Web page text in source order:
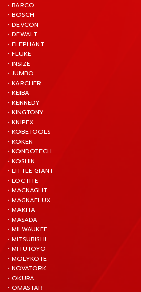
• BARCO
• BOSCH
• DEVCON
• DEWALT
• ELEPHANT
• FLUKE
• INSIZE
• JUMBO
• KARCHER
• KEIBA
• KENNEDY
• KINGTONY
• KNIPEX
• KOBETOOLS
• KOKEN
• KONDOTECH
• KOSHIN
• LITTLE GIANT
• LOCTITE
• MACNAGHT
• MAGNAFLUX
• MAKITA
• MASADA
• MILWAUKEE
• MITSUBISHI
• MITUTOYO
• MOLYKOTE
• NOVATORK
• OKURA
• OMASTAR